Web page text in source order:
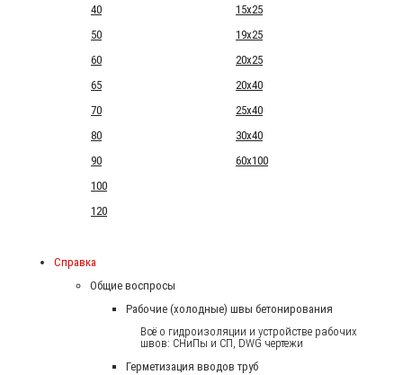
40
15x25
50
19x25
60
20x25
65
20x40
70
25x40
80
30x40
90
60x100
100
120
Справка
Общие воспросы
Рабочие (холодные) швы бетонирования
Всё о гидроизоляции и устройстве рабочих
швов: СНиПы и СП, DWG чертежи
Герметизация вводов труб